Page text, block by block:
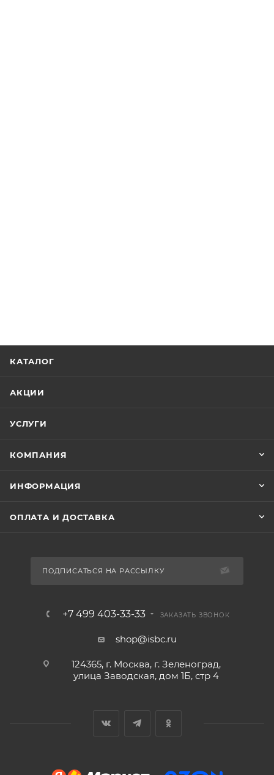
КАТАЛОГ
АКЦИИ
УСЛУГИ
КОМПАНИЯ
ИНФОРМАЦИЯ
ОПЛАТА И ДОСТАВКА
ПОДПИСАТЬСЯ НА РАССЫЛКУ
+7 499 403-33-33 ЗАКАЗАТЬ ЗВОНОК
shop@isbc.ru
124365, г. Москва, г. Зеленоград,
улица Заводская, дом 1Б, стр 4